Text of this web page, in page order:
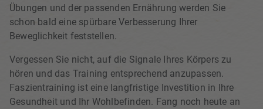
Übungen und der passenden Ernährung werden Sie
schon bald eine spürbare Verbesserung Ihrer
Beweglichkeit feststellen.
Vergessen Sie nicht, auf die Signale Ihres Körpers zu
hören und das Training entsprechend anzupassen.
Faszientraining ist eine langfristige Investition in Ihre
Gesundheit und Ihr Wohlbefinden. Fang noch heute an